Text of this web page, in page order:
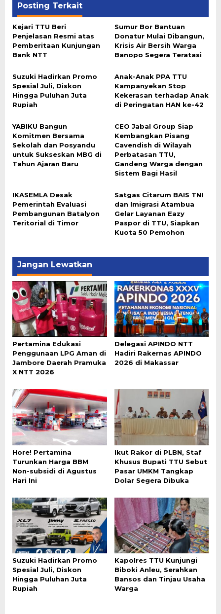
Posting Terkait
Kejari TTU Beri
Penjelasan Resmi atas
Pemberitaan Kunjungan
Bank NTT
Sumur Bor Bantuan
Donatur Mulai Dibangun,
Krisis Air Bersih Warga
Banopo Segera Teratasi
Suzuki Hadirkan Promo
Spesial Juli, Diskon
Hingga Puluhan Juta
Rupiah
Anak-Anak PPA TTU
Kampanyekan Stop
Kekerasan terhadap Anak
di Peringatan HAN ke-42
YABIKU Bangun
Komitmen Bersama
Sekolah dan Posyandu
untuk Sukseskan MBG di
Tahun Ajaran Baru
CEO Jabal Group Siap
Kembangkan Pisang
Cavendish di Wilayah
Perbatasan TTU,
Gandeng Warga dengan
Sistem Bagi Hasil
IKASEMLA Desak
Pemerintah Evaluasi
Pembangunan Batalyon
Teritorial di Timor
Satgas Citarum BAIS TNI
dan Imigrasi Atambua
Gelar Layanan Eazy
Paspor di TTU, Siapkan
Kuota 50 Pemohon
Jangan Lewatkan
Pertamina Edukasi
Penggunaan LPG Aman di
Jambore Daerah Pramuka
X NTT 2026
Delegasi APINDO NTT
Hadiri Rakernas APINDO
2026 di Makassar
Hore! Pertamina
Turunkan Harga BBM
Non-subsidi di Agustus
Hari Ini
Ikut Rakor di PLBN, Staf
Khusus Bupati TTU Sebut
Pasar UMKM Tangkap
Dolar Segera Dibuka
Suzuki Hadirkan Promo
Spesial Juli, Diskon
Hingga Puluhan Juta
Rupiah
Kapolres TTU Kunjungi
Biboki Anleu, Serahkan
Bansos dan Tinjau Usaha
Warga